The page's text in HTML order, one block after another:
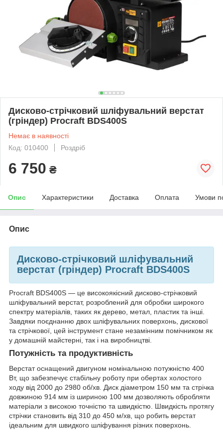
Дисково-стрічковий шліфувальний верстат
(гріндер) Procraft BDS400S
Немає в наявності
Код: 010400
Роздріб
6 750 ₴
Опис Характеристики Доставка Оплата Умови
Опис
Дисково-стрічковий шліфувальний
верстат (гріндер) Procraft BDS400S
Procraft BDS400S — це високоякісний дисково-стрічковий
шліфувальний верстат, розроблений для обробки широкого
спектру матеріалів, таких як дерево, метал, пластик та інші.
Завдяки поєднанню двох шліфувальних поверхонь, дискової
та стрічкової, цей інструмент стане незамінним помічником як
у домашній майстерні, так і на виробництві.
Потужність та продуктивність
Верстат оснащений двигуном номінальною потужністю 400
Вт, що забезпечує стабільну роботу при обертах холостого
ходу від 2000 до 2980 об/хв. Диск діаметром 150 мм та стрічка
довжиною 914 мм із шириною 100 мм дозволяють обробляти
матеріали з високою точністю та швидкістю. Швидкість протягу
стрічки становить від 310 до 450 м/хв, що робить верстат
ідеальним для швидкого шліфування різних поверхонь.